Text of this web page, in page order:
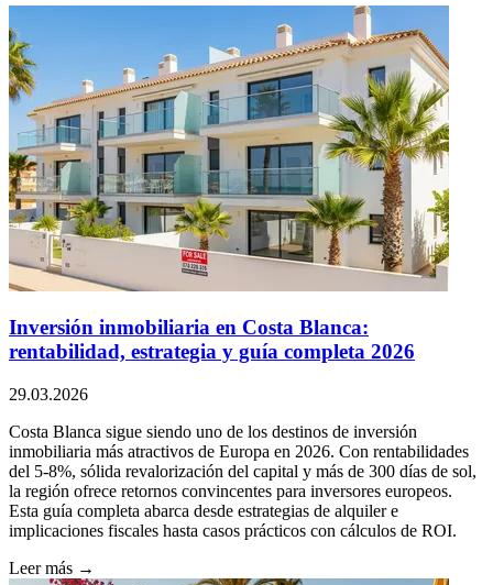
Inversión inmobiliaria en Costa Blanca:
rentabilidad, estrategia y guía completa 2026
29.03.2026
Costa Blanca sigue siendo uno de los destinos de inversión
inmobiliaria más atractivos de Europa en 2026. Con rentabilidades
del 5-8%, sólida revalorización del capital y más de 300 días de sol,
la región ofrece retornos convincentes para inversores europeos.
Esta guía completa abarca desde estrategias de alquiler e
implicaciones fiscales hasta casos prácticos con cálculos de ROI.
Leer más →